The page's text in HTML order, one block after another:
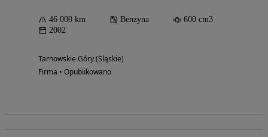
46 000 km Benzyna
600 cm3
2002
Tarnowskie Góry (Śląskie)
Firma • Opublikowano